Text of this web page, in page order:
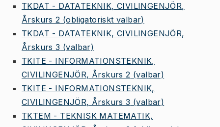
TKDAT - DATATEKNIK, CIVILINGENJÖR,
Årskurs 2 (obligatoriskt valbar)
TKDAT - DATATEKNIK, CIVILINGENJÖR,
Årskurs 3 (valbar)
TKITE - INFORMATIONSTEKNIK,
CIVILINGENJÖR, Årskurs 2 (valbar)
TKITE - INFORMATIONSTEKNIK,
CIVILINGENJÖR, Årskurs 3 (valbar)
TKTEM - TEKNISK MATEMATIK,